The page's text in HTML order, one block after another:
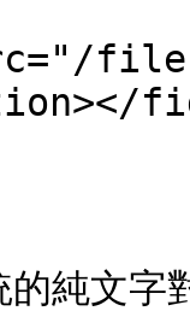
files/
純文字